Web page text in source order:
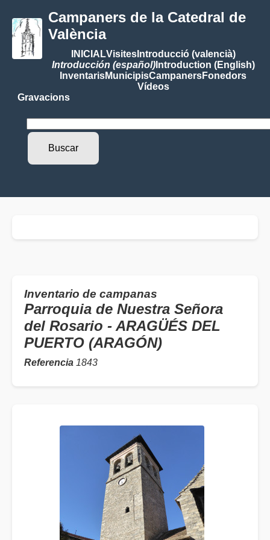
Campaners de la Catedral de
València
INICIALVisitesIntroducció (valencià)
Introducción (español)Introduction (English)
InventarisMunicipisCampanersFonedors
Vídeos
Gravacions
Inventario de campanas
Parroquia de Nuestra Señora
del Rosario - ARAGÜÉS DEL
PUERTO (ARAGÓN)
Referencia 1843